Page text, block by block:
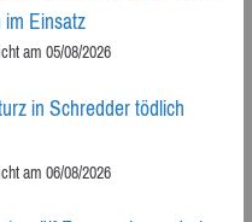
Einsatz
am 05/08/2026
in Schredder tödlich
am 06/08/2026